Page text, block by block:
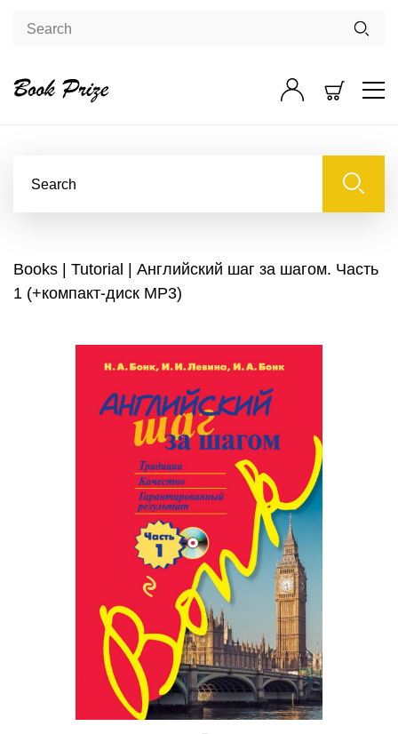
Books | Tutorial | Английский шаг за шагом. Часть
1 (+компакт-диск MP3)